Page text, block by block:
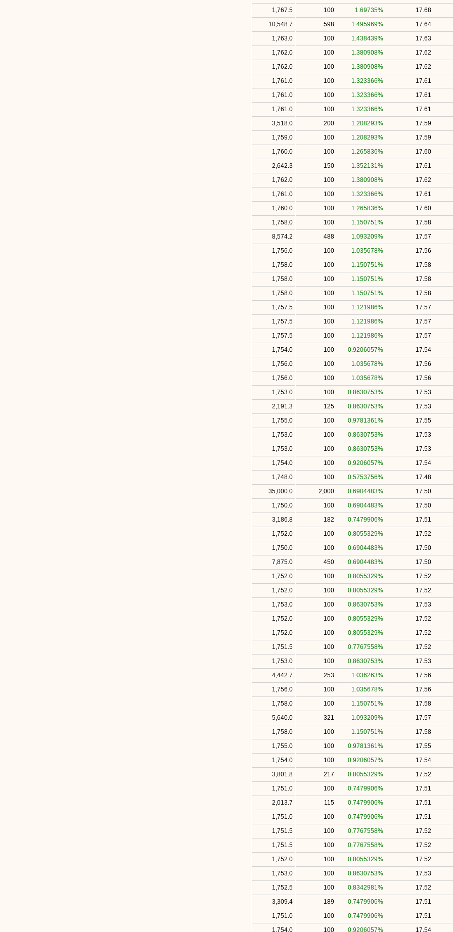
17.68
1.69735%
100
1,767.5
17.64
1.495969%
598
10,548.7
17.63
1.438439%
100
1,763.0
17.62
1.380908%
100
1,762.0
17.62
1.380908%
100
1,762.0
17.61
1.323366%
100
1,761.0
17.61
1.323366%
100
1,761.0
17.61
1.323366%
100
1,761.0
17.59
1.208293%
200
3,518.0
17.59
1.208293%
100
1,759.0
17.60
1.265836%
100
1,760.0
17.61
1.352131%
150
2,642.3
17.62
1.380908%
100
1,762.0
17.61
1.323366%
100
1,761.0
17.60
1.265836%
100
1,760.0
17.58
1.150751%
100
1,758.0
17.57
1.093209%
488
8,574.2
17.56
1.035678%
100
1,756.0
17.58
1.150751%
100
1,758.0
17.58
1.150751%
100
1,758.0
17.58
1.150751%
100
1,758.0
17.57
1.121986%
100
1,757.5
17.57
1.121986%
100
1,757.5
17.57
1.121986%
100
1,757.5
17.54
0.9206057%
100
1,754.0
17.56
1.035678%
100
1,756.0
17.56
1.035678%
100
1,756.0
17.53
0.8630753%
100
1,753.0
17.53
0.8630753%
125
2,191.3
17.55
0.9781361%
100
1,755.0
17.53
0.8630753%
100
1,753.0
17.53
0.8630753%
100
1,753.0
17.54
0.9206057%
100
1,754.0
17.48
0.5753756%
100
1,748.0
17.50
0.6904483%
2,000
35,000.0
17.50
0.6904483%
100
1,750.0
17.51
0.7479906%
182
3,186.8
17.52
0.8055329%
100
1,752.0
17.50
0.6904483%
100
1,750.0
17.50
0.6904483%
450
7,875.0
17.52
0.8055329%
100
1,752.0
17.52
0.8055329%
100
1,752.0
17.53
0.8630753%
100
1,753.0
17.52
0.8055329%
100
1,752.0
17.52
0.8055329%
100
1,752.0
17.52
0.7767558%
100
1,751.5
17.53
0.8630753%
100
1,753.0
17.56
1.036263%
253
4,442.7
17.56
1.035678%
100
1,756.0
17.58
1.150751%
100
1,758.0
17.57
1.093209%
321
5,640.0
17.58
1.150751%
100
1,758.0
17.55
0.9781361%
100
1,755.0
17.54
0.9206057%
100
1,754.0
17.52
0.8055329%
217
3,801.8
17.51
0.7479906%
100
1,751.0
17.51
0.7479906%
115
2,013.7
17.51
0.7479906%
100
1,751.0
17.52
0.7767558%
100
1,751.5
17.52
0.7767558%
100
1,751.5
17.52
0.8055329%
100
1,752.0
17.53
0.8630753%
100
1,753.0
17.52
0.8342981%
100
1,752.5
17.51
0.7479906%
189
3,309.4
17.51
0.7479906%
100
1,751.0
17.54
0.9206057%
100
1,754.0